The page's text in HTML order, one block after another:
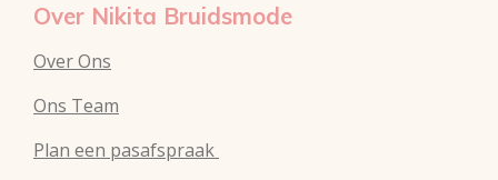
Over Nikita Bruidsmode
Over Ons
Ons Team
Plan een pasafspraak